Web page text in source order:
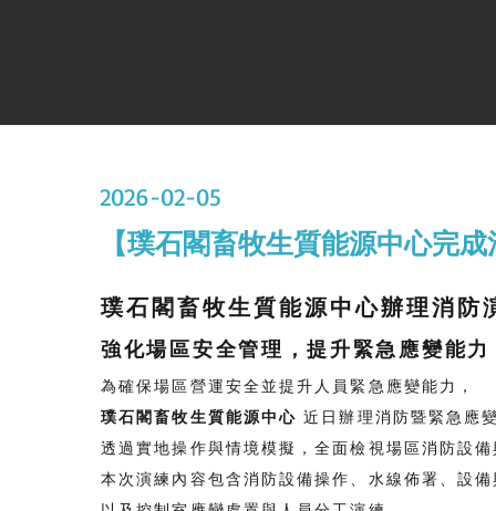
【璞石閣畜牧生質能源中心完
2026-02-05
璞石閣畜牧生質能源中心辦理消防
強化場區安全管理，提升緊急應變能力
為確保場區營運安全並提升人員緊急應變能力，
璞石閣畜牧生質能源中心近日辦理消防暨緊急應
透過實地操作與情境模擬，全面檢視場區消防設
本次演練內容包含消防設備操作、水線佈署、設